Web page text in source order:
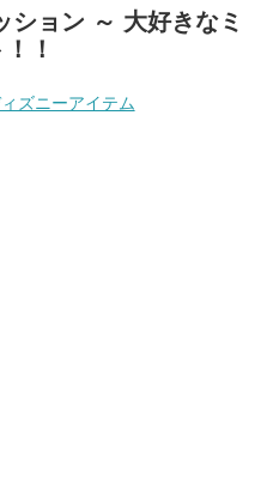
ション ～ 大好きなミ
！
ズニーアイテム